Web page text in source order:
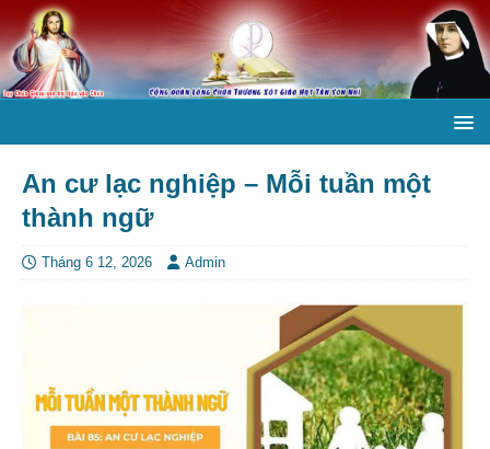
An cư lạc nghiệp – Mỗi tuần một
thành ngữ
Tháng 6 12, 2026 Admin